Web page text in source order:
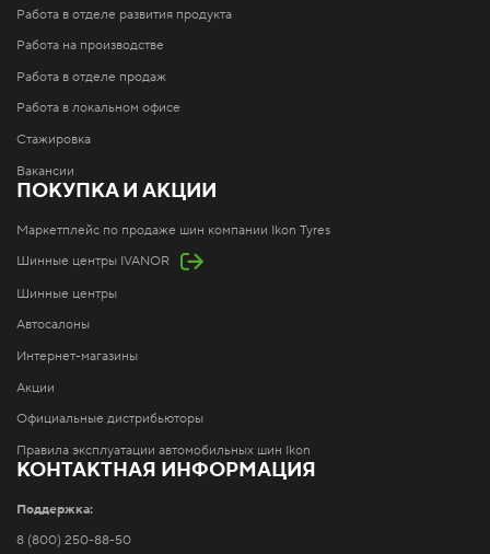
Работа в отделе развития продукта
Работа на производстве
Работа в отделе продаж
Работа в локальном офисе
Стажировка
Вакансии
ПОКУПКА И АКЦИИ
Маркетплейс по продаже шин компании Ikon Tyres
Шинные центры IVANOR
Шинные центры
Автосалоны
Интернет-магазины
Акции
Официальные дистрибьюторы
Правила эксплуатации автомобильных шин Ikon
КОНТАКТНАЯ ИНФОРМАЦИЯ
Поддержка:
8 (800) 250-88-50